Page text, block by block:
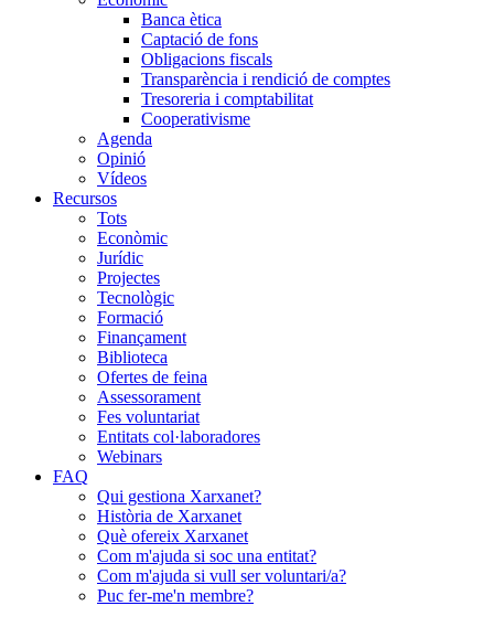
Banca ètica
Captació de fons
Obligacions fiscals
Transparència i rendició de comptes
Tresoreria i comptabilitat
Cooperativisme
Agenda
Opinió
Vídeos
Recursos
Tots
Econòmic
Jurídic
Projectes
Tecnològic
Formació
Finançament
Biblioteca
Ofertes de feina
Assessorament
Fes voluntariat
Entitats col·laboradores
Webinars
FAQ
Qui gestiona Xarxanet?
Història de Xarxanet
Què ofereix Xarxanet
Com m'ajuda si soc una entitat?
Com m'ajuda si vull ser voluntari/a?
Puc fer-me'n membre?